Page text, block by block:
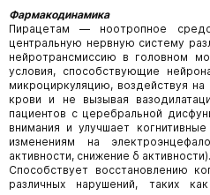
Фармакодинамика
Пирацетам — ноотропное
центральную нервную систему
нейротрансмиссию в головном
условия, способствующие
микроциркуляцию, воздействуя на
крови и не вызывая
пациентов с церебральной
внимания и улучшает
изменениям на
активности, снижение δ активности).
Способствует восстановлению
различных нарушений, таких